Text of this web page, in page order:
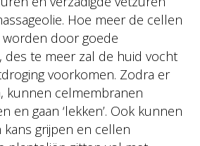
Hoe meer de cellen
door goede
des te meer zal de huid vocht
voorkomen. Zodra er
kunnen celmembranen
en gaan ‘lekken’. Ook kunnen
grijpen en cellen